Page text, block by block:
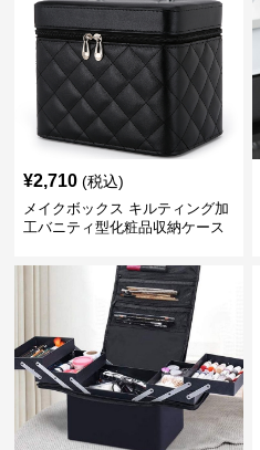
¥2,710 (税込)
メイクボックス キルティング加
工バニティ型化粧品収納ケース